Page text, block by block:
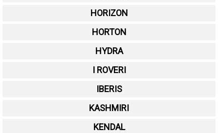
HORIZON
HORTON
HYDRA
I ROVERI
IBERIS
KASHMIRI
KENDAL